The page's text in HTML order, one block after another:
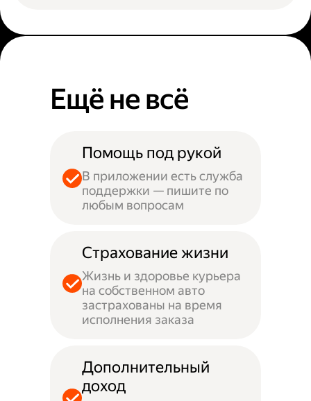
Ещё не всё
Помощь под рукой
В приложении есть служба
поддержки — пишите по
любым вопросам
Страхование жизни
Жизнь и здоровье курьера
на собственном авто
застрахованы на время
исполнения заказа
Дополнительный
доход